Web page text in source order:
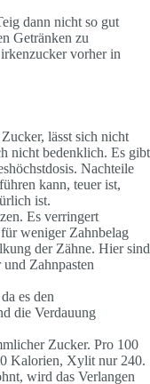
dann nicht so gut
Getränken zu
vorher in
lässt sich nicht
nicht bedenklich. Es gibt
Nachteile
kann, teuer ist,
ist.
Es verringert
weniger Zahnbelag
der Zähne. Hier sind
Zahnpasten
es den
die Verdauung
Zucker. Pro 100
Kalorien, Xylit nur 240.
wird das Verlangen